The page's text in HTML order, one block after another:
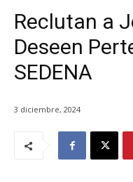
Reclutan a
Deseen
SEDENA
3 diciembre, 2024